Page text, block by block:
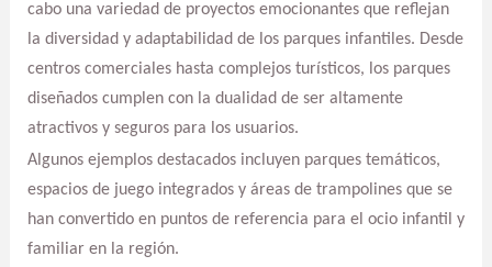
cabo una variedad de proyectos emocionantes que reflejan
la diversidad y adaptabilidad de los parques infantiles. Desde
centros comerciales hasta complejos turísticos, los parques
diseñados cumplen con la dualidad de ser altamente
atractivos y seguros para los usuarios.
Algunos ejemplos destacados incluyen parques temáticos,
espacios de juego integrados y áreas de trampolines que se
han convertido en puntos de referencia para el ocio infantil y
familiar en la región.